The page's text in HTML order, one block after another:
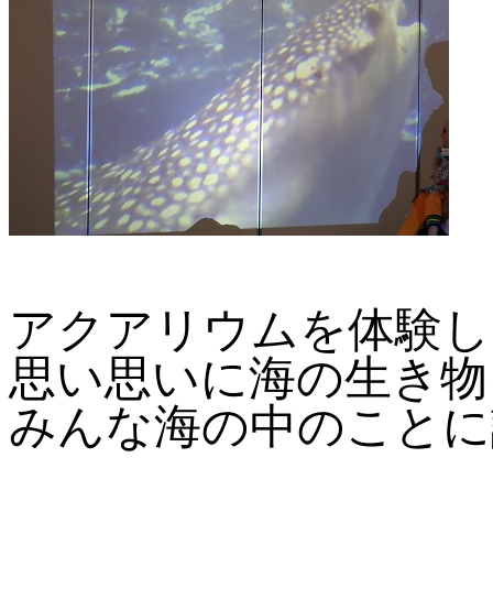
アクアリウムを体験
思い思いに海の生き
みんな海の中のこと